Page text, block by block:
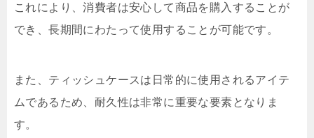
これにより、消費者は安心して商品を購入することが
でき、長期間にわたって使用することが可能です。
また、ティッシュケースは日常的に使用されるアイテ
ムであるため、耐久性は非常に重要な要素となりま
す。